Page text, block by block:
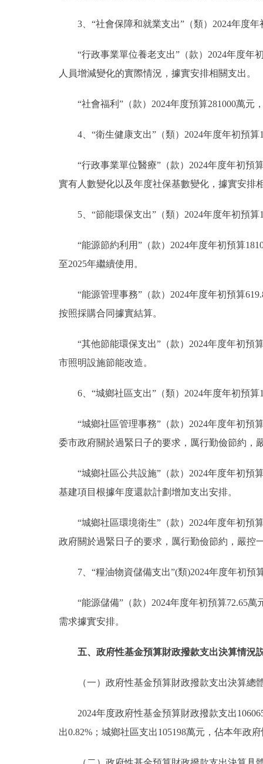
3、“社會保障和就業支出”（類）2024年度
“行政事業單位養老支出”（款）2024年度年
人員增減變化的實際情況，據實安排相關支出。
“社會福利”（款）2024年度預算281000萬元
4、“衛生健康支出”（類）2024年度年初預
“行政事業單位醫療”（款）2024年度年初預
實有人數變化以及年度社保基數變化，據實安排
5、“節能環保支出”（類）2024年度年初預
“能源節約利用”（款）2024年度年初預算
至2025年繼續使用。
“能源管理事務”（款）2024年度年初預算
按照採購合同據實結算。
“其他節能環保支出”（款）2024年度年初預
市照明設施節能改造。
6、“城鄉社區支出”（類）2024年度年初預
“城鄉社區管理事務”（款）2024年度年初預
委市政府關於過緊日子的要求，厲行勤儉節約，
“城鄉社區公共設施”（款）2024年度年初預
基建項目根據年度還款計劃增加支出安排。
“城鄉社區環境衛生”（款）2024年度年初預
政府關於過緊日子的要求，厲行勤儉節約，嚴控
7、“糧油物資儲備支出”(類)2024年度年初預
“能源儲備”（款）2024年度年初預算72.65
需求據實安排。
五、政府性基金預算財政撥款支出決算情況
（一）政府性基金預算財政撥款支出決算總
2024年度政府性基金預算財政撥款支出
出0.82%；城鄉社區支出105198萬元，佔本年政